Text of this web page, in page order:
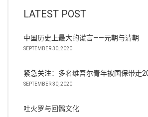
LATEST POST
中国历史上最大的谎言——元朝与清朝
SEPTEMBER 30, 2020
紧急关注：多名维吾尔青年被国保带走
SEPTEMBER 30, 2020
吐火罗与回鹘文化